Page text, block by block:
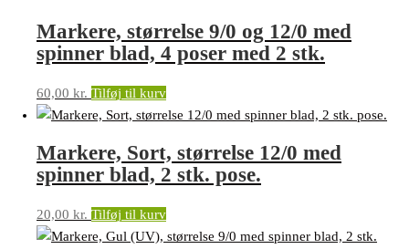
Markere, størrelse 9/0 og 12/0 med
spinner blad, 4 poser med 2 stk.
60,00 kr. Tilføj til kurv
Markere, Sort, størrelse 12/0 med
spinner blad, 2 stk. pose.
20,00 kr. Tilføj til kurv